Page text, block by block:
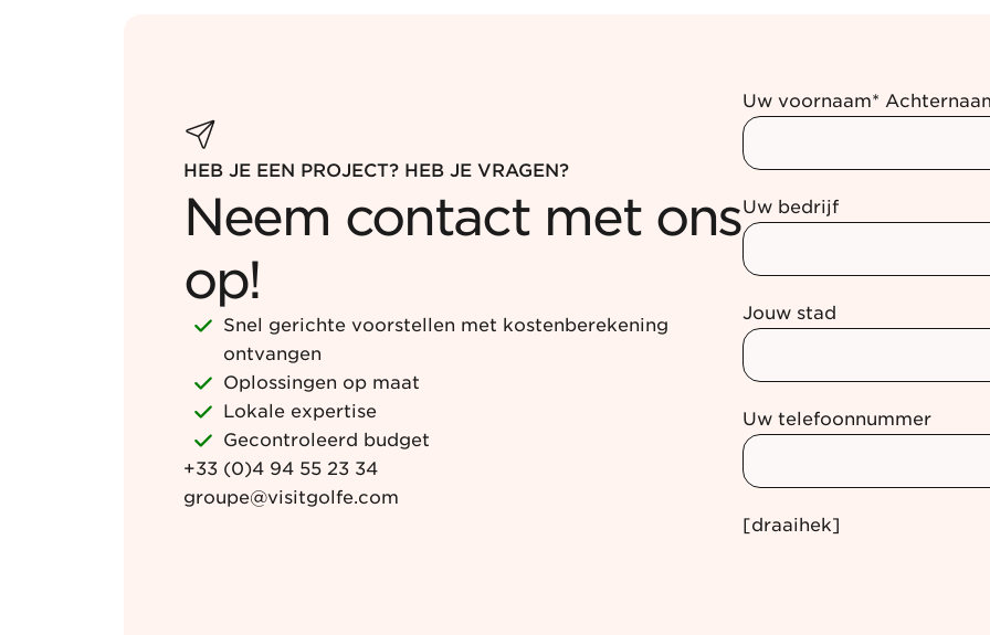
HEB JE EEN PROJECT? HEB JE VRAGEN?
Neem contact met ons
op!
Snel gerichte voorstellen met kostenberekening
ontvangen
Oplossingen op maat
Lokale expertise
Gecontroleerd budget
+33 (0)4 94 55 23 34
groupe@visitgolfe.com
Uw voornaam*
Uw bedrijf
Jouw stad
Uw telefoonnummer
[draaihek]